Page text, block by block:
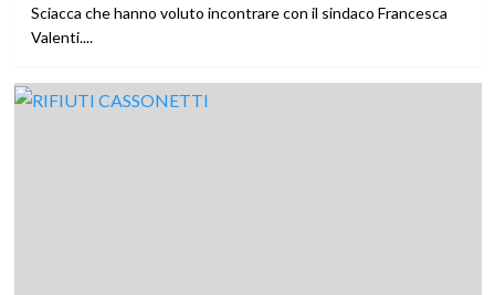
Sciacca che hanno voluto incontrare con il sindaco Francesca
Valenti....